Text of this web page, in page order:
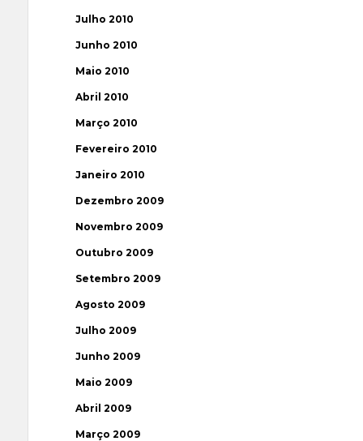
Julho 2010
Junho 2010
Maio 2010
Abril 2010
Março 2010
Fevereiro 2010
Janeiro 2010
Dezembro 2009
Novembro 2009
Outubro 2009
Setembro 2009
Agosto 2009
Julho 2009
Junho 2009
Maio 2009
Abril 2009
Março 2009